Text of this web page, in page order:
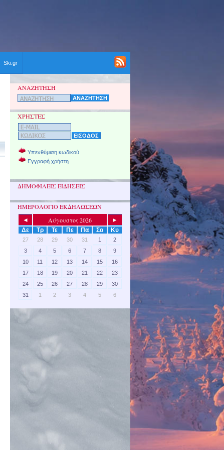
Ski.gr
ΑΝΑΖΗΤΗΣΗ
ΧΡΗΣΤΕΣ
Υπενθύμιση κωδικού
Εγγραφή χρήστη
ΔΗΜΟΦΙΛΕΙΣ ΕΙΔΗΣΕΙΣ
ΗΜΕΡΟΛΟΓΙΟ ΕΚΔΗΛΩΣΕΩΝ
◄ Αύγουστος 2026
►
Δε
Τρ Τε Πε Πα Σα Κυ
27 28 29 30 31 1
2
3
4 5 6 7 8
9
10
11 12 13 14 15
16
17
18 19 20 21 22
23
24
25 26 27 28 29
30
31
1 2 3 4 5 6